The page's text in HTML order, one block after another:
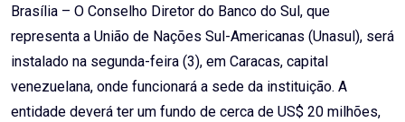
Brasília – O Conselho Diretor do Banco do Sul, que
representa a União de Nações Sul-Americanas (Unasul), será
instalado na segunda-feira (3), em Caracas, capital
venezuelana, onde funcionará a sede da instituição. A
entidade deverá ter um fundo de cerca de US$ 20 milhões,